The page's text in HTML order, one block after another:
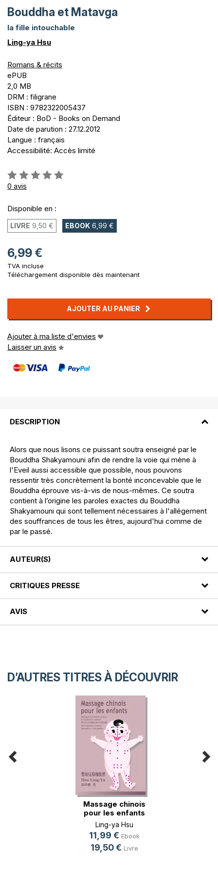
Bouddha et Matavga
la fille intouchable
Ling-ya Hsu
Romans & récits
ePUB
2,0 MB
DRM : filigrane
ISBN : 9782322005437
Éditeur : BoD - Books on Demand
Date de parution : 27.12.2012
Langue : français
Accessibilité: Accès limité
Évaluation:
0%
0 avis
Disponible en :
LIVRE 9,50 € EBOOK 6,99 €
6,99 €
TVA incluse
Téléchargement disponible dès maintenant
AJOUTER AU PANIER
Ajouter à ma liste d'envies
Laisser un avis
DESCRIPTION
Alors que nous lisons ce puissant soutra enseigné par le
Bouddha Shakyamouni afin de rendre la voie qui mène à
l'Eveil aussi accessible que possible, nous pouvons
ressentir très concrètement la bonté inconcevable que le
Bouddha éprouve vis-à-vis de nous-mêmes. Ce soutra
contient à l’origine les paroles exactes du Bouddha
Shakyamouni qui sont tellement nécessaires à l'allégement
des souffrances de tous les êtres, aujourd'hui comme de
par le passé.
AUTEUR(S)
CRITIQUES PRESSE
AVIS
D’AUTRES TITRES À DÉCOUVRIR
Massage chinois
pour les enfants
Ling-ya Hsu
11,99 € Ebook
19,50 € Livre